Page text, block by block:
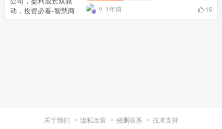
1年前 15
关于我们 隐私政策 侵删联系 技术支持